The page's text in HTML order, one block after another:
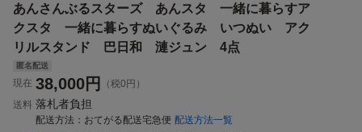
あんさんぶるスターズ あんスタ 一緒に暮らすア
クスタ 一緒に暮らすぬいぐるみ いつぬい アク
リルスタンド 巴日和 漣ジュン 4点
匿名配送
現在 38,000円
（税0円）
送料 落札者負担
配送方法 おてがる配送宅急便 配送方法一覧